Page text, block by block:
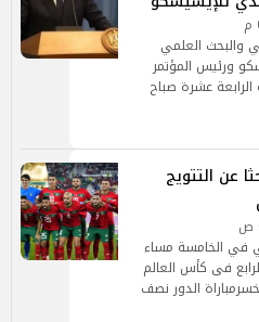
والبحث العلمي
ورئيس المؤتمر
عشرة صباح
عن التتويج
في الخامسة مساء
فى كأس العالم
خسرمباراة الدور نصف